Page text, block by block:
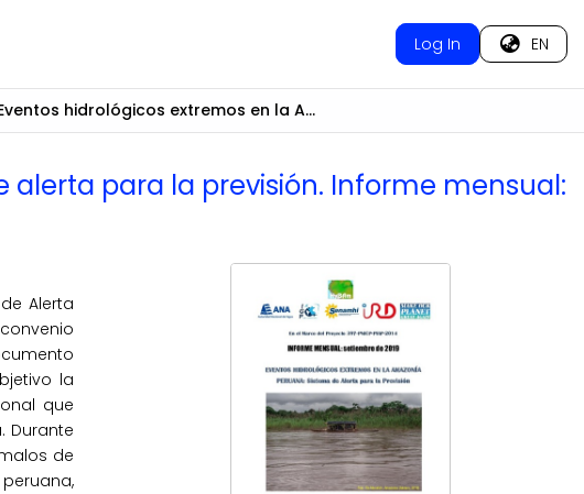
Log In EN
Eventos hidrológicos extremos en la Amazonía peruana: sistema de alerta para la previsión. Informe mensual: setiembre de 2019
alerta para la previsión. Informe mensual:
Alerta
la
que
Durante
de